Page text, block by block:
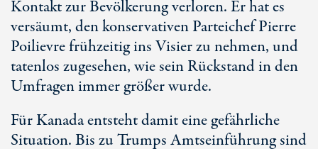
Kontakt zur Bevölkerung verloren. Er hat es
versäumt, den konservativen Parteichef Pierre
Poilievre frühzeitig ins Visier zu nehmen, und
tatenlos zugesehen, wie sein Rückstand in den
Umfragen immer größer wurde.
Für Kanada entsteht damit eine gefährliche
Situation. Bis zu Trumps Amtseinführung sind